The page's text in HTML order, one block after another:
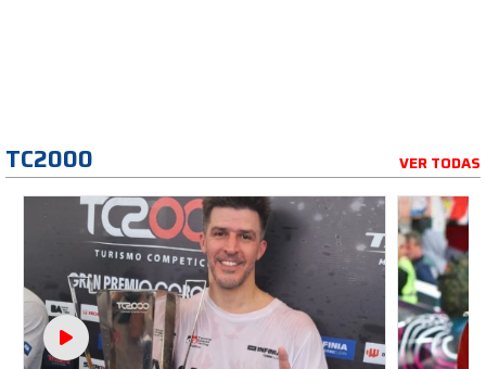
TC2000 VER TODAS